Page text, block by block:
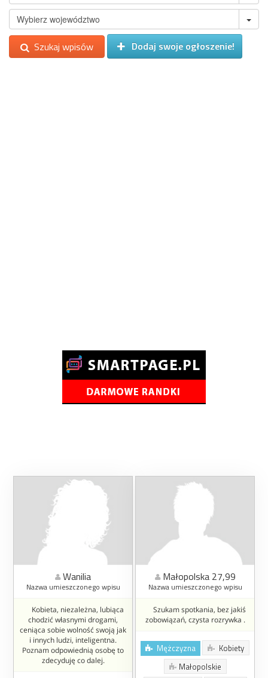
Szukaj wpisów Dodaj swoje ogłoszenie!
Wanilia
Nazwa umieszczonego wpisu
Kobieta, niezależna, lubiąca
chodzić własnymi drogami,
ceniąca sobie wolność swoją jak
i innych ludzi, inteligentna.
Poznam odpowiednią osobę to
zdecyduję co dalej.
Małopolska 27,99
Nazwa umieszczonego wpisu
Szukam spotkania, bez jakiś
zobowiązań, czysta rozrywka .
Mężczyzna
Kobiety
Małopolskie